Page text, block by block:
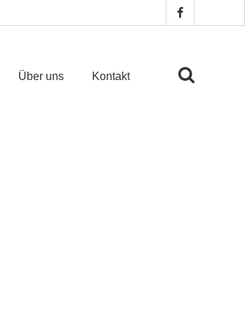
Über uns Kontakt